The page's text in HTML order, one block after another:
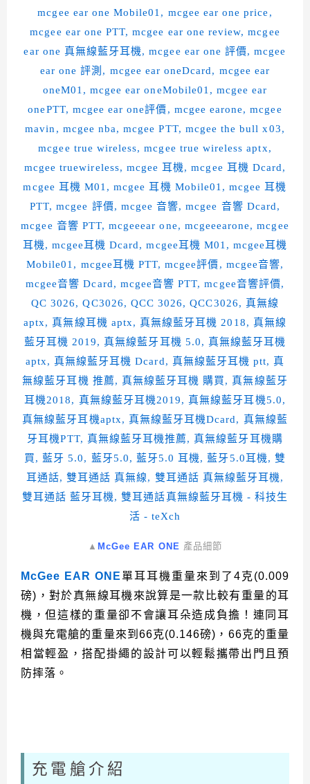
▲ McGee EAR ONE 產品細節
McGee EAR ONE 單耳耳機重量來到了4克(0.009
磅)，對於真無線耳機來說算是一款比較有重量的耳
機，但這樣的重量卻不會讓耳朵造成負擔！連同耳
機與充電艙的重量來到66克(0.146磅)，66克的重量
相當輕盈，搭配掛繩的設計可以輕鬆攜帶出門且預
防摔落。
充電艙介紹